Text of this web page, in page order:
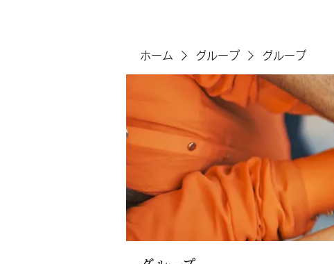
ホーム グループ グループ